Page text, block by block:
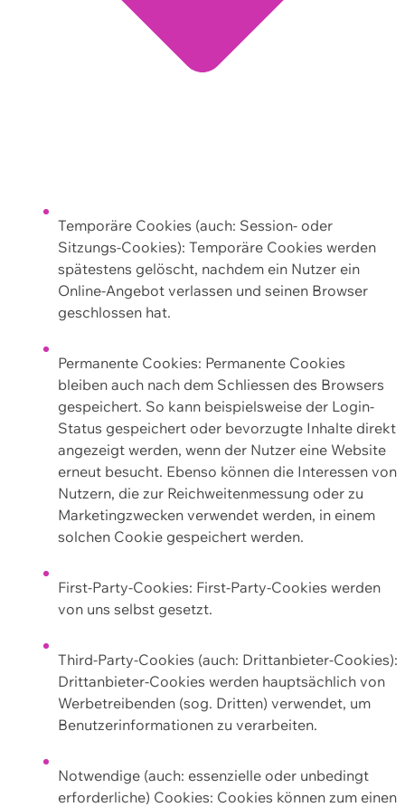
Temporäre Cookies (auch: Session- oder
Sitzungs-Cookies): Temporäre Cookies werden
spätestens gelöscht, nachdem ein Nutzer ein
Online-Angebot verlassen und seinen Browser
geschlossen hat.
Permanente Cookies: Permanente Cookies
bleiben auch nach dem Schliessen des Browsers
gespeichert. So kann beispielsweise der Login-
Status gespeichert oder bevorzugte Inhalte direkt
angezeigt werden, wenn der Nutzer eine Website
erneut besucht. Ebenso können die Interessen von
Nutzern, die zur Reichweitenmessung oder zu
Marketingzwecken verwendet werden, in einem
solchen Cookie gespeichert werden.
First-Party-Cookies: First-Party-Cookies werden
von uns selbst gesetzt.
Third-Party-Cookies (auch: Drittanbieter-Cookies):
Drittanbieter-Cookies werden hauptsächlich von
Werbetreibenden (sog. Dritten) verwendet, um
Benutzerinformationen zu verarbeiten.
Notwendige (auch: essenzielle oder unbedingt
erforderliche) Cookies: Cookies können zum einen